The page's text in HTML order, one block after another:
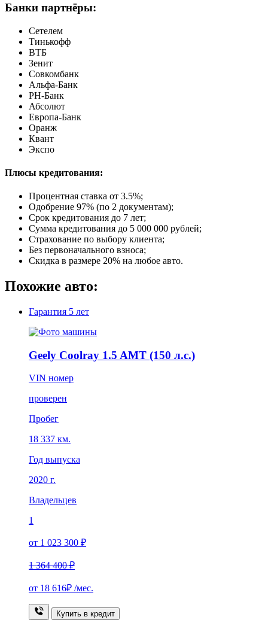
Банки партнёры:
Сетелем
Тинькофф
ВТБ
Зенит
Совкомбанк
Альфа-Банк
РН-Банк
Абсолют
Европа-Банк
Оранж
Квант
Экспо
Плюсы кредитования:
Процентная ставка от 3.5%;
Одобрение 97% (по 2 документам);
Срок кредитования до 7 лет;
Сумма кредитования до 5 000 000 рублей;
Страхование по выбору клиента;
Без первоначального взноса;
Скидка в размере 20% на любое авто.
Похожие авто:
Гарантия 5 лет
Geely Coolray 1.5 AMT (150 л.с.)
VIN номер
проверен
Пробег
18 337 км.
Год выпуска
2020 г.
Владельцев
1
от 1 023 300 ₽
1 364 400 ₽
от 18 616₽ /мес.
Купить в кредит